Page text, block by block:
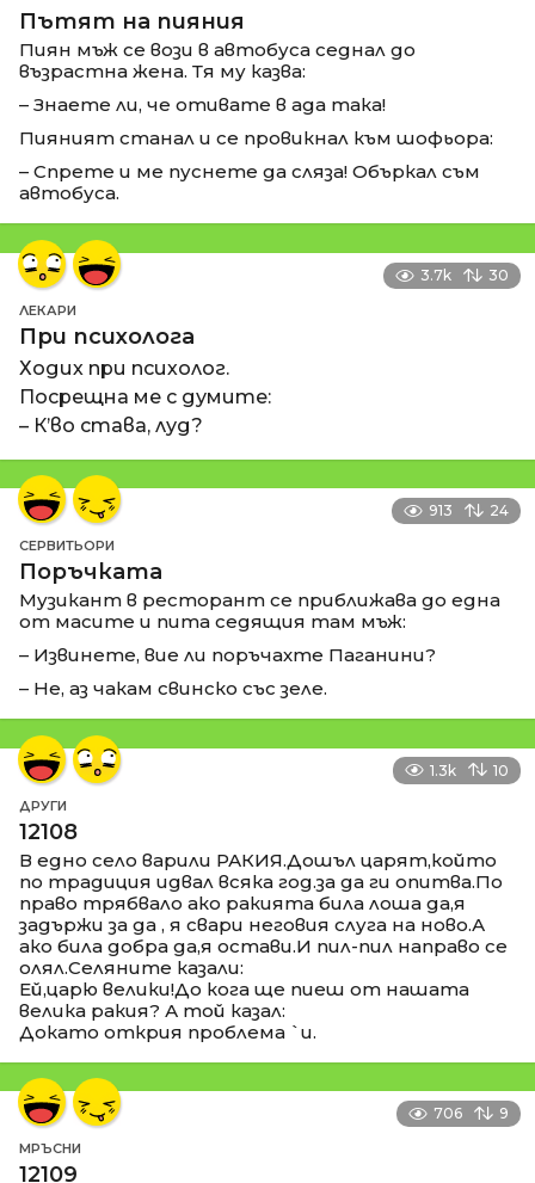
Пътят на пияния
Пиян мъж се вози в автобуса седнал до
възрастна жена. Тя му казва:
– Знаете ли, че отивате в ада така!
Пияният станал и се провикнал към шофьора:
– Спрете и ме пуснете да сляза! Объркал съм
автобуса.
3.7k 30
ЛЕКАРИ
При психолога
Ходих при психолог.
Посрещна ме с думите:
– К’во става, луд?
913 24
СЕРВИТЬОРИ
Поръчката
Музикант в ресторант се приближава до една
от масите и пита седящия там мъж:
– Извинете, вие ли поръчахте Паганини?
– Не, аз чакам свинско със зеле.
1.3k 10
ДРУГИ
12108
В едно село варили РАКИЯ.Дошъл царят,който
по традиция идвал всяка год.за да ги опитва.По
право трябвало ако ракията била лоша да,я
задържи за да , я свари неговия слуга на ново.А
ако била добра да,я остави.И пил-пил направо се
олял.Селяните казали:
Ей,царю велики!До кога ще пиеш от нашата
велика ракия? А той казал:
Докато открия проблема `и.
706 9
МРЪСНИ
12109